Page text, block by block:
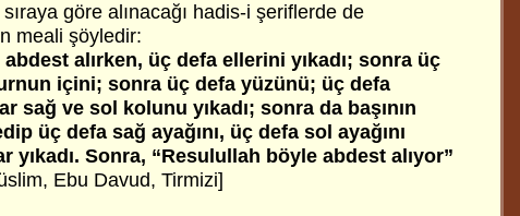
göre alınacağı hadis-i şeriflerde de
meali şöyledir:
alırken, üç defa ellerini yıkadı; sonra üç
içini; sonra üç defa yüzünü; üç defa
sağ ve sol kolunu yıkadı; sonra da başının
üç defa sağ ayağını, üç defa sol ayağını
yıkadı. Sonra, “Resulullah böyle abdest alıyor”
Ebu Davud, Tirmizi]